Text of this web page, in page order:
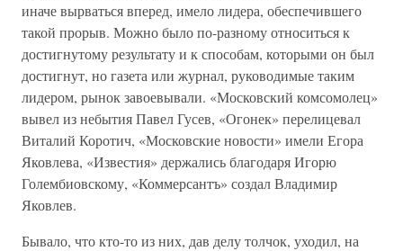
иначе вырваться вперед, имело лидера, обеспечившего
такой прорыв. Можно было по-разному относиться к
достигнутому результату и к способам, которыми он был
достигнут, но газета или журнал, руководимые таким
лидером, рынок завоевывали. «Московский комсомолец»
вывел из небытия Павел Гусев, «Огонек» перелицевал
Виталий Коротич, «Московские новости» имели Егора
Яковлева, «Известия» держались благодаря Игорю
Голембиовскому, «Коммерсантъ» создал Владимир
Яковлев.
Бывало, что кто-то из них, дав делу толчок, уходил, на